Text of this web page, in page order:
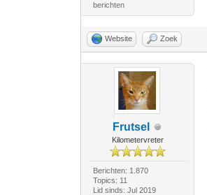
berichten
Website Zoek
Frutsel
Kilometervreter
Berichten: 1.870
Topics: 11
Lid sinds: Jul 2019